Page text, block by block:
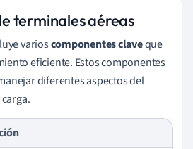
terminales aéreas
varioscomponentes claveque
eficiente. Estos componentes
diferentes aspectos del